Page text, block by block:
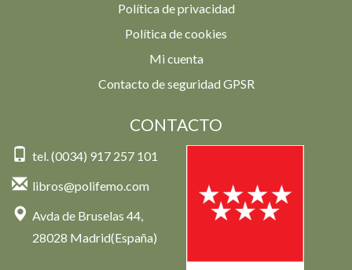
Política de privacidad
Política de cookies
Mi cuenta
Contacto de seguridad GPSR
CONTACTO
tel. (0034) 917 257 101
libros@polifemo.com
Avda de Bruselas 44,
28028 Madrid(España)